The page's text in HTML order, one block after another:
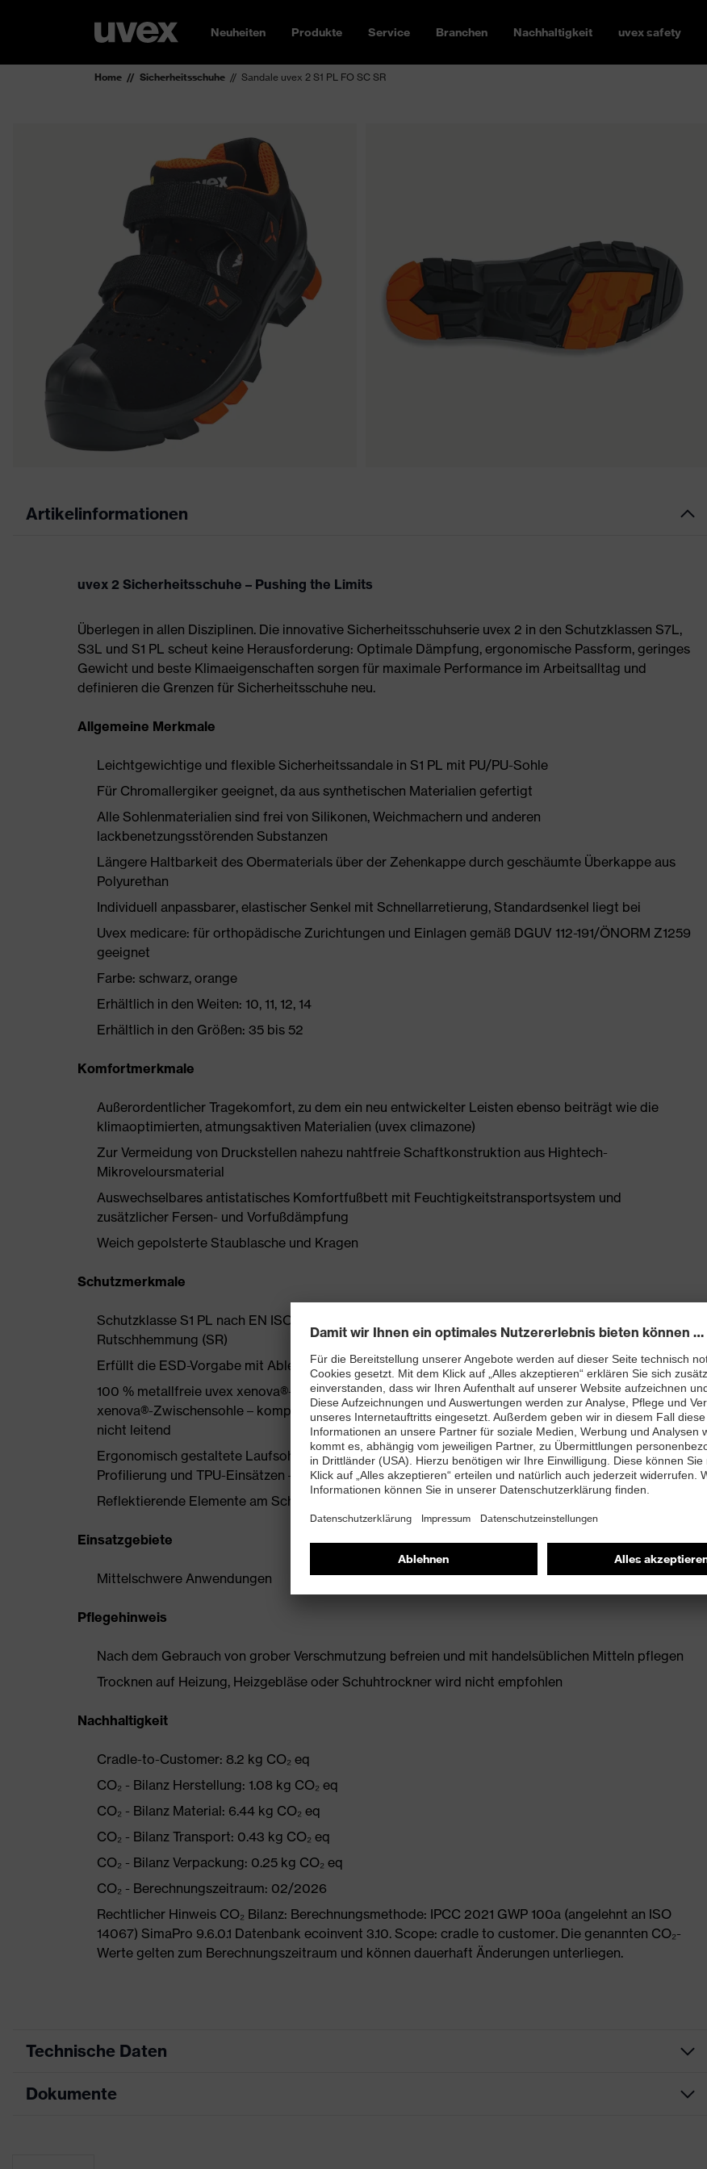
Neuheiten Produkte Service Branchen Nachhaltigkeit uvex safety
Home Sicherheitsschuhe Sandale uvex 2 S1 PL FO SC SR
Artikelinformationen
uvex 2 Sicherheitsschuhe – Pushing the Limits
Überlegen in allen Disziplinen. Die innovative Sicherheitsschuhserie uvex 2 in den Schutzklassen S7L,
S3L und S1 PL scheut keine Herausforderung: Optimale Dämpfung, ergonomische Passform, geringes
Gewicht und beste Klimaeigenschaften sorgen für maximale Performance im Arbeitsalltag und
definieren die Grenzen für Sicherheitsschuhe neu.
Allgemeine Merkmale
Leichtgewichtige und flexible Sicherheitssandale in S1 PL mit PU/PU-Sohle
Für Chromallergiker geeignet, da aus synthetischen Materialien gefertigt
Alle Sohlenmaterialien sind frei von Silikonen, Weichmachern und anderen
lackbenetzungsstörenden Substanzen
Längere Haltbarkeit des Obermaterials über der Zehenkappe durch geschäumte Überkappe aus
Polyurethan
Individuell anpassbarer, elastischer Senkel mit Schnellarretierung, Standardsenkel liegt bei
Uvex medicare: für orthopädische Zurichtungen und Einlagen gemäß DGUV 112-191/ÖNORM Z1259
geeignet
Farbe: schwarz, orange
Erhältlich in den Weiten: 10, 11, 12, 14
Erhältlich in den Größen: 35 bis 52
Komfortmerkmale
Außerordentlicher Tragekomfort, zu dem ein neu entwickelter Leisten ebenso beiträgt wie die
klimaoptimierten, atmungsaktiven Materialien (uvex climazone)
Zur Vermeidung von Druckstellen nahezu nahtfreie Schaftkonstruktion aus Hightech-
Mikroveloursmaterial
Auswechselbares antistatisches Komfortfußbett mit Feuchtigkeitstransportsystem und
zusätzlicher Fersen- und Vorfußdämpfung
Weich gepolsterte Staublasche und Kragen
Schutzmerkmale
Schutzklasse S1 PL nach EN ISO 20345:2022 mit Zusatzkennzeichnung für sehr gute
Rutschhemmung (SR)
Erfüllt die ESD-Vorgabe mit Ableitwiderstand kleiner 100 Megaohm
100 % metallfreie uvex xenova®-Zehenschutzkappe und metallfreie durchtritthemmende uvex
xenova®-Zwischensohle – kompakt, anatomisch geformt, mit guter Seitenstabilität und thermisch
nicht leitend
Ergonomisch gestaltete Laufsohle aus Zweidichten-Polyurethan mit grober, selbstreinigender
Profilierung und TPU-Einsätzen – sehr gute Rutschhemmung
Reflektierende Elemente am Schaft
Einsatzgebiete
Mittelschwere Anwendungen
Pflegehinweis
Nach dem Gebrauch von grober Verschmutzung befreien und mit handelsüblichen Mitteln pflegen
Trocknen auf Heizung, Heizgebläse oder Schuhtrockner wird nicht empfohlen
Nachhaltigkeit
Cradle-to-Customer: 8.2 kg CO₂ eq
CO₂ - Bilanz Herstellung: 1.08 kg CO₂ eq
CO₂ - Bilanz Material: 6.44 kg CO₂ eq
CO₂ - Bilanz Transport: 0.43 kg CO₂ eq
CO₂ - Bilanz Verpackung: 0.25 kg CO₂ eq
CO₂ - Berechnungszeitraum: 02/2026
Rechtlicher Hinweis CO₂ Bilanz: Berechnungsmethode: IPCC 2021 GWP 100a (angelehnt an ISO
14067) SimaPro 9.6.0.1 Datenbank ecoinvent 3.10. Scope: cradle to customer. Die genannten CO₂-
Werte gelten zum Berechnungszeitraum und können dauerhaft Änderungen unterliegen.
Technische Daten
Produktart
Dokumente